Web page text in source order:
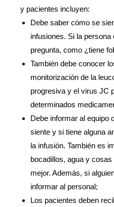
y pacientes incluyen:
Debe saber cómo se
infusiones. Si la
pregunta, como ¿tiene
También debe conocer
monitorización de la
progresiva y el virus JC
determinados
Debe informar al equipo
siente y si tiene alguna
la infusión. También es
bocadillos, agua y
mejor. Además, si
informar al personal;
Los pacientes deben